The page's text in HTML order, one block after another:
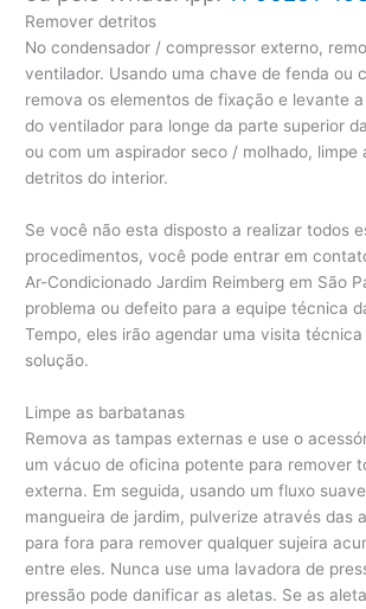
Remover detritos
No condensador / compressor externo,
ventilador. Usando uma chave de fenda ou
remova os elementos de fixação e levante
do ventilador para longe da parte superior
ou com um aspirador seco / molhado, limpe
detritos do interior.
Se você não esta disposto a realizar todos
procedimentos, você pode entrar em
Ar-Condicionado Jardim Reimberg em São
problema ou defeito para a equipe técnica
Tempo, eles irão agendar uma visita
solução.
Limpe as barbatanas
Remova as tampas externas e use o
um vácuo de oficina potente para remover
externa. Em seguida, usando um fluxo
mangueira de jardim, pulverize através das
para fora para remover qualquer sujeira
entre eles. Nunca use uma lavadora de
pressão pode danificar as aletas. Se as